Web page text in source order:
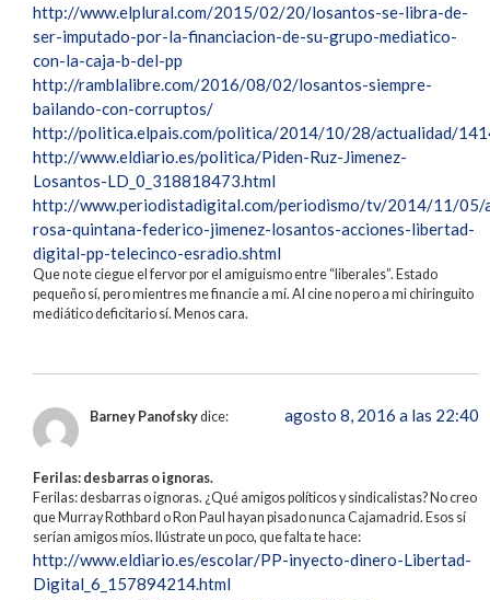
http://www.elplural.com/2015/02/20/losantos-se-libra-de-
ser-imputado-por-la-financiacion-de-su-grupo-mediatico-
con-la-caja-b-del-pp
http://ramblalibre.com/2016/08/02/losantos-siempre-
bailando-con-corruptos/
http://politica.elpais.com/politica/2014/10/28/actualidad/
http://www.eldiario.es/politica/Piden-Ruz-Jimenez-
Losantos-LD_0_318818473.html
http://www.periodistadigital.com/periodismo/tv/2014/11/05/
rosa-quintana-federico-jimenez-losantos-acciones-libertad-
digital-pp-telecinco-esradio.shtml
Que no te ciegue el fervor por el amiguismo entre “liberales”. Estado
pequeño sí, pero mientres me financie a mí. Al cine no pero a mi chiringuito
mediático deficitario sí. Menos cara.
Barney Panofskydice: agosto 8, 2016 a las 22:40
Ferilas: desbarras o ignoras.
Ferilas: desbarras o ignoras. ¿Qué amigos políticos y sindicalistas? No creo
que Murray Rothbard o Ron Paul hayan pisado nunca Cajamadrid. Esos sí
serían amigos míos. Ilústrate un poco, que falta te hace:
http://www.eldiario.es/escolar/PP-inyecto-dinero-Libertad-
Digital_6_157894214.html